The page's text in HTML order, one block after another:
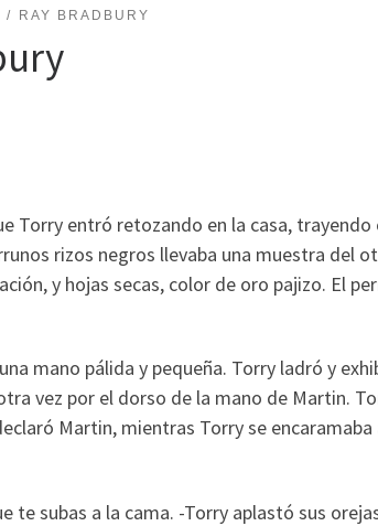
RAY BRADBURY
Torry entró retozando en la casa, trayendo
rizos negros llevaba una muestra del
y hojas secas, color de oro pajizo. El
mano pálida y pequeña. Torry ladró y
vez por el dorso de la mano de Martin.
Martin, mientras Torry se encaramaba
te subas a la cama. -Torry aplastó sus